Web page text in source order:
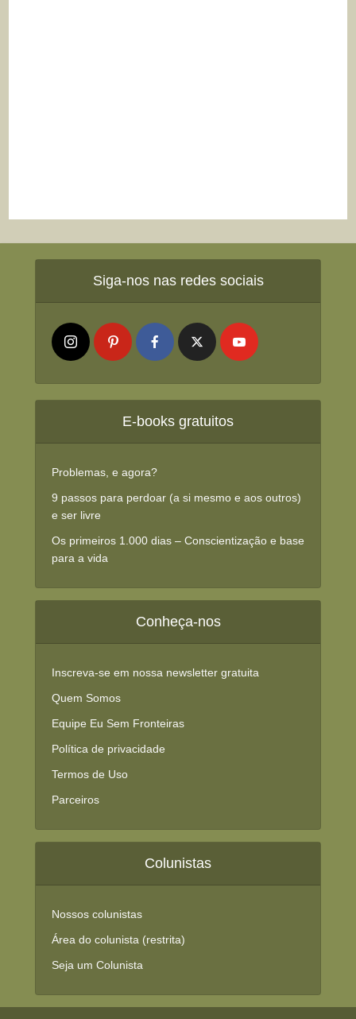
Siga-nos nas redes sociais
E-books gratuitos
Problemas, e agora?
9 passos para perdoar (a si mesmo e aos outros)
e ser livre
Os primeiros 1.000 dias – Conscientização e base
para a vida
Conheça-nos
Inscreva-se em nossa newsletter gratuita
Quem Somos
Equipe Eu Sem Fronteiras
Política de privacidade
Termos de Uso
Parceiros
Colunistas
Nossos colunistas
Área do colunista (restrita)
Seja um Colunista